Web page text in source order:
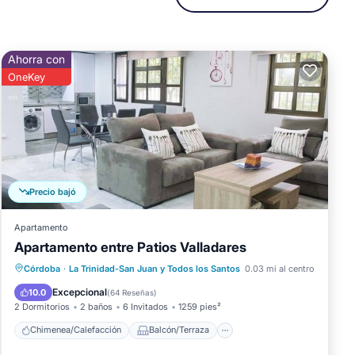
Precio bajó
Ahorra con
OneKey
Apartamento
Apartamento entre Patios Valladares
Córdoba · La Trinidad-San Juan y Todos los Santos 0.03 mi al centro
10.0 Excepcional(64 Reseñas)
2 Dormitorios 2 baños 6 Invitados 1259 pies²
Chimenea/Calefacción Balcón/Terraza
Chimenea/Calefacción
Balcón/Terraza
Cocina
Aire acondicionado